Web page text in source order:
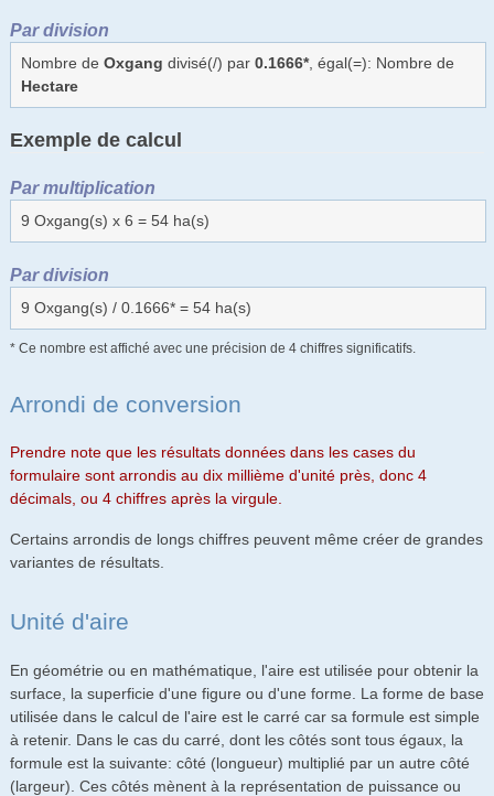
Par division
Nombre de Oxgang divisé(/) par 0.1666*, égal(=): Nombre de
Hectare
Exemple de calcul
Par multiplication
9 Oxgang(s) x 6 = 54 ha(s)
Par division
9 Oxgang(s) / 0.1666* = 54 ha(s)
* Ce nombre est affiché avec une précision de 4 chiffres significatifs.
Arrondi de conversion
Prendre note que les résultats données dans les cases du
formulaire sont arrondis au dix millième d'unité près, donc 4
décimals, ou 4 chiffres après la virgule.
Certains arrondis de longs chiffres peuvent même créer de grandes
variantes de résultats.
Unité d'aire
En géométrie ou en mathématique, l'aire est utilisée pour obtenir la
surface, la superficie d'une figure ou d'une forme. La forme de base
utilisée dans le calcul de l'aire est le carré car sa formule est simple
à retenir. Dans le cas du carré, dont les côtés sont tous égaux, la
formule est la suivante: côté (longueur) multiplié par un autre côté
(largeur). Ces côtés mènent à la représentation de puissance ou